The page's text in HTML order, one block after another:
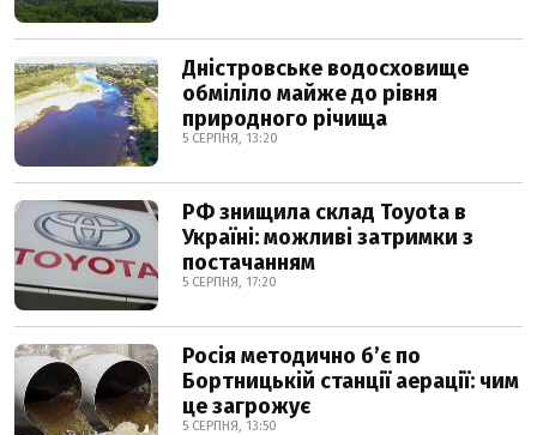
Дністровське водосховище
обміліло майже до рівня
природного річища
5 СЕРПНЯ, 13:20
РФ знищила склад Toyota в
Україні: можливі затримки з
постачанням
5 СЕРПНЯ, 17:20
Росія методично б’є по
Бортницькій станції аерації: чим
це загрожує
5 СЕРПНЯ, 13:50